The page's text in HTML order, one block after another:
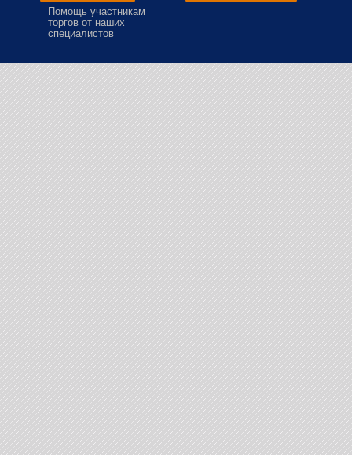
Помощь участникам
торгов от наших
специалистов